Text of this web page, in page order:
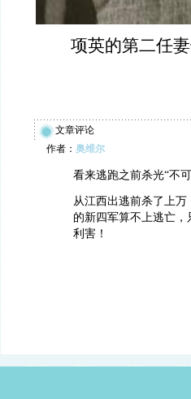
项英的第二任
文章评论
作者： 奥维尔
看来逃跑之前杀光“不
从江西出逃前杀了上
的新四军算不上逃亡
利害！